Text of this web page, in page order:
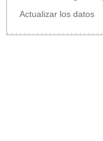
Actualizar los datos